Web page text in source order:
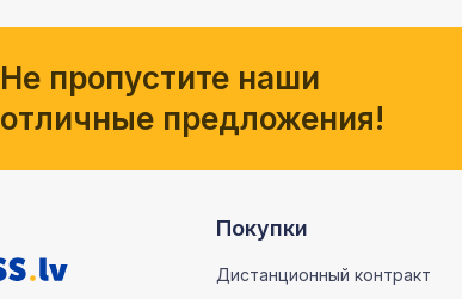
Не пропустите наши
отличные предложения!
Покупки
Дистанционный контракт